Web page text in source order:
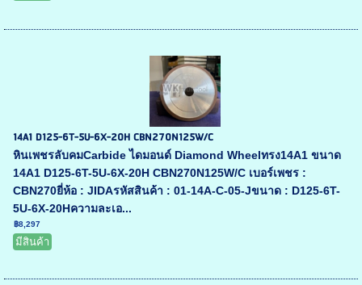
14A1 D125-6T-5U-6X-20H CBN270N125W/C
หินเพชรลับคมCarbide ไดมอนด์ Diamond Wheelทรง14A1 ขนาด
14A1 D125-6T-5U-6X-20H CBN270N125W/C เบอร์เพชร :
CBN270ยี่ห้อ : JIDAรหัสสินค้า : 01-14A-C-05-Jขนาด : D125-6T-
5U-6X-20Hความละเอ...
฿8,297
มีสินค้า